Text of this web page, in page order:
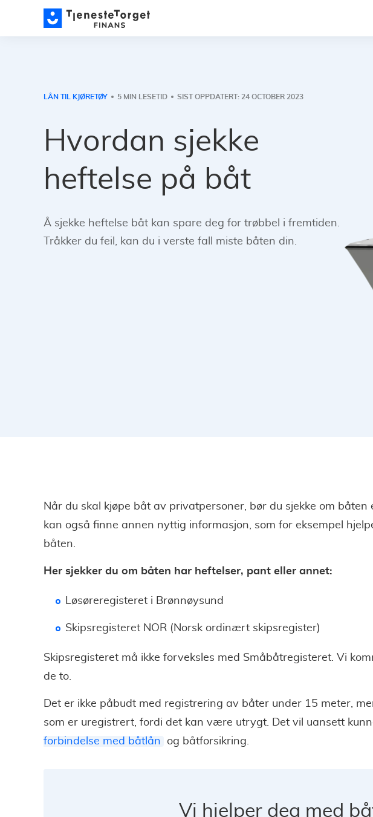
LÅN TIL KJØRETØY 5 MIN LESETID SIST OPPDATERT: 24 OCTOBER 2023
Hvordan sjekke
heftelse på båt
Å sjekke heftelse båt kan spare deg for trøbbel i fremtiden.
Tråkker du feil, kan du i verste fall miste båten din.
Når du skal kjøpe båt av privatpersoner, bør du sjekke om
kan også finne annen nyttig informasjon, som for eksempel
båten.
Her sjekker du om båten har heftelser, pant eller annet:
Løsøreregisteret i Brønnøysund
Skipsregisteret NOR (Norsk ordinært skipsregister)
Skipsregisteret må ikke forveksles med Småbåtregisteret. Vi
de to.
Det er ikke påbudt med registrering av båter under 15 meter,
som er uregistrert, fordi det kan være utrygt. Det vil uansett
forbindelse med båtlån
og båtforsikring.
Vi hjelper deg med